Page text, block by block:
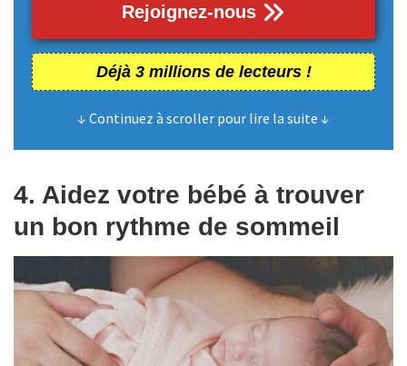
Rejoignez-nous
Déjà 3 millions de lecteurs !
↓ Continuez à scroller pour lire la suite ↓
4. Aidez votre bébé à trouver
un bon rythme de sommeil